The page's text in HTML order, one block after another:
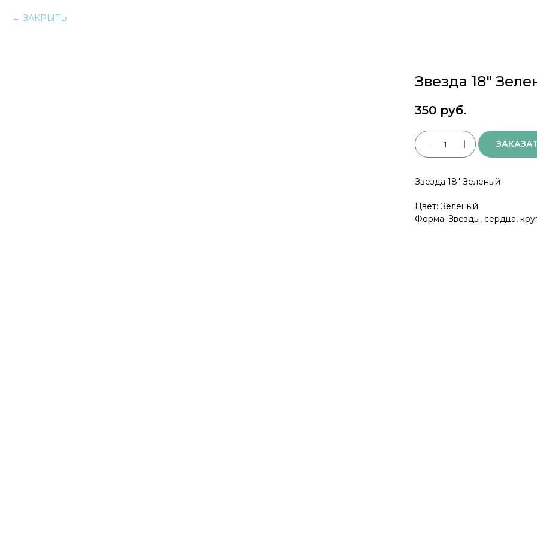
ЗАКРЫТЬ
Звезда 18"
350 руб.
Звезда 18" Зеленый
Цвет: Зеленый
Форма: Звезды, сердца,